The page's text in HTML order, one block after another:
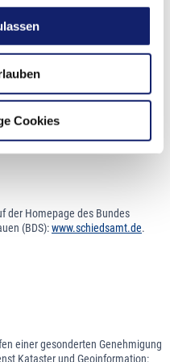
Cookies
im Browser zugelassen
der Homepage des Bundes
(BDS):www.schiedsamt.de.
einer gesonderten Genehmigung
Kataster und Geoinformation: